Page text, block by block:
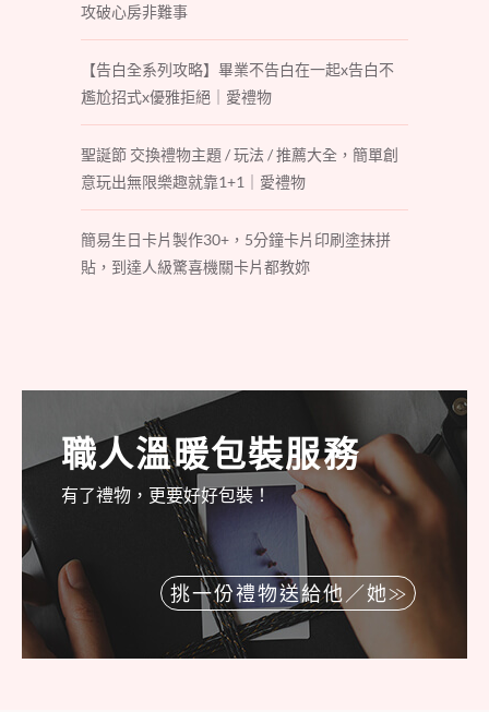
攻破心房非難事
【告白全系列攻略】畢業不告白在一起x告白不
尷尬招式x優雅拒絕｜愛禮物
聖誕節 交換禮物主題 / 玩法 / 推薦大全，簡單創
意玩出無限樂趣就靠1+1｜愛禮物
簡易生日卡片製作30+，5分鐘卡片印刷塗抹拼
貼，到達人級驚喜機關卡片都教妳
職人溫暖包裝服務
有了禮物，更要好好包裝！
挑一份禮物送給他／她